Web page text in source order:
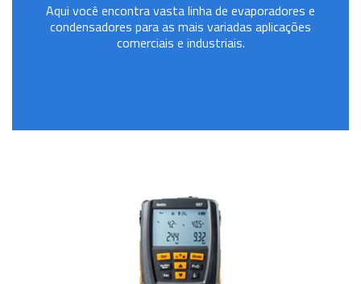
Aqui você encontra vasta linha de evaporadores e
condensadores para as mais variadas aplicações
comerciais e industriais.